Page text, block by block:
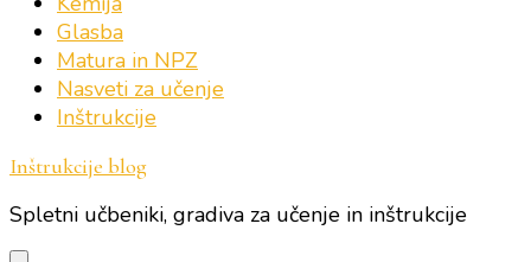
Glasba
Matura in NPZ
Nasveti za učenje
Inštrukcije
Inštrukcije blog
Spletni učbeniki, gradiva za učenje in inštrukcije